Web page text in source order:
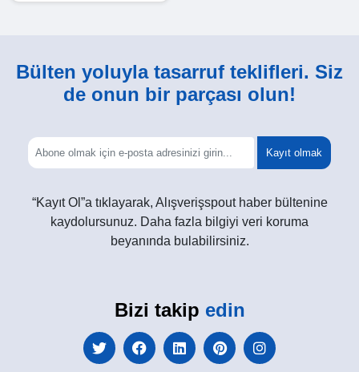
Bülten yoluyla tasarruf teklifleri. Siz
de onun bir parçası olun!
Kayıt olmak
“Kayıt Ol”a tıklayarak, Alışverişspout haber bültenine
kaydolursunuz. Daha fazla bilgiyi veri koruma
beyanında bulabilirsiniz.
Bizi takip edin